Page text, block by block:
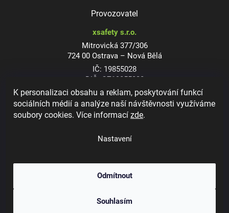
K personalizaci obsahu a reklam, poskytování funkcí
sociálních médií a analýze naší návštěvnosti využíváme
soubory cookies. Více informacízde.
Nastavení
Odmítnout
Souhlasím
Provozovatel
xsafety s.r.o.
Mitrovická 377/306
724 00 Ostrava – Nová Bělá
IČ: 19855028
DIČ: CZ19855028
Dioptrické ochranné brýle
. Všechna práva vyhrazena.